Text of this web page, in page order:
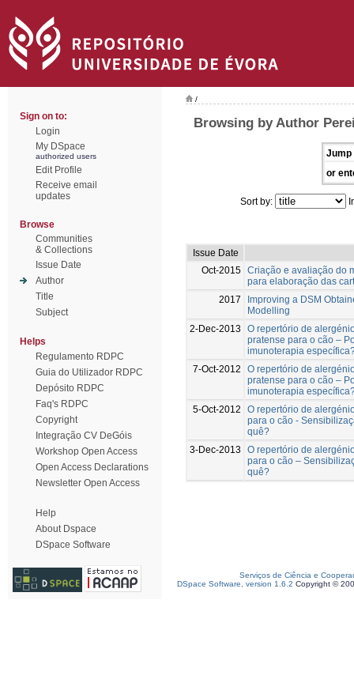
Sign on to:
Login
My DSpace
authorized users
Edit Profile
Receive email
updates
Browse
Communities
& Collections
Issue Date
Author
Title
Subject
Helps
Regulamento RDPC
Guia do Utilizador RDPC
Depósito RDPC
Faq's RDPC
Copyright
Integração CV DeGóis
Workshop Open Access
Open Access Declarations
Newsletter Open Access
Help
About Dspace
DSpace Software
/
Browsing by Author
Jump
or
Sort by:
Issue Date
Oct-2015 Criação e avaliação do
para elaboração das
2017
Improving a DSM
Modelling
2-Dec-2013
O repertório de
pratense para o cão –
imunoterapia
7-Oct-2012
O repertório de
pratense para o cão –
imunoterapia
5-Oct-2012
O repertório de
para o cão -
quê?
3-Dec-2013
O repertório de
para o cão –
quê?
Serviços de Ciência e
DSpace Software, version 1.6.2 Copyright ©